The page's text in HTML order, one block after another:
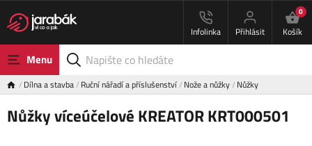
Infolinka Přihlásit
0
Košík
Menu
Dílna a stavba Ruční nářadí a příslušenství Nože a nůžky Nůžky
Nůžky víceúčelové KREATOR KRT000501